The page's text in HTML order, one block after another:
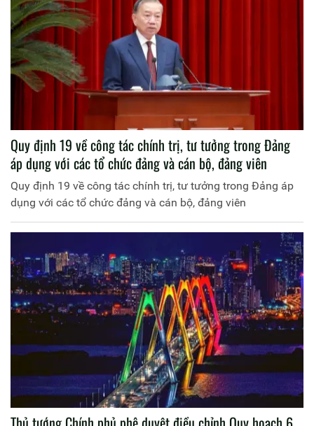
Quy định 19 về công tác chính trị, tư tưởng trong Đảng
áp dụng với các tổ chức đảng và cán bộ, đảng viên
Quy định 19 về công tác chính trị, tư tưởng trong Đảng áp
dụng với các tổ chức đảng và cán bộ, đảng viên